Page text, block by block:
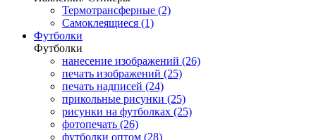
Термотрансферные (2)
Самоклеящиеся (1)
Футболки
Футболки
нанесение изображений (26)
печать изображений (25)
печать надписей (24)
прикольные рисунки (25)
рисунки на футболках (25)
фотопечать (26)
футболки оптом (28)